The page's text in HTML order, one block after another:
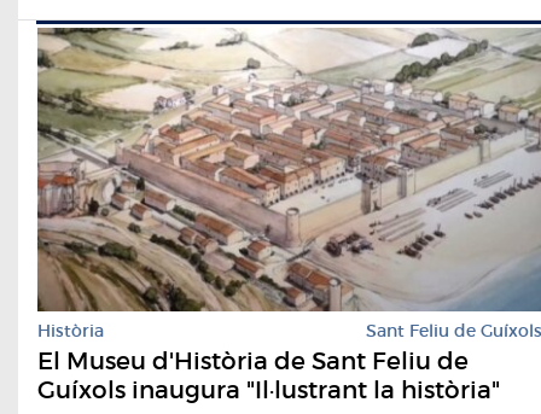
Història Sant Feliu de Guíxols
El Museu d'Història de Sant Feliu de
Guíxols inaugura "Il·lustrant la història"